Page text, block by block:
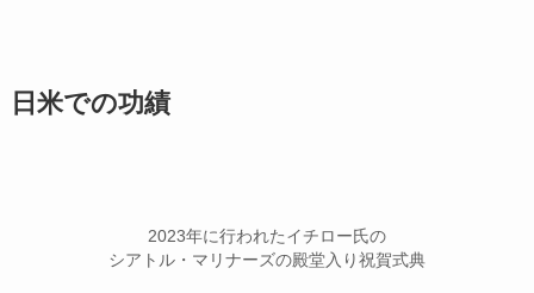
日米での功績
2023年に行われたイチロー氏の
シアトル・マリナーズの殿堂入り祝賀式典